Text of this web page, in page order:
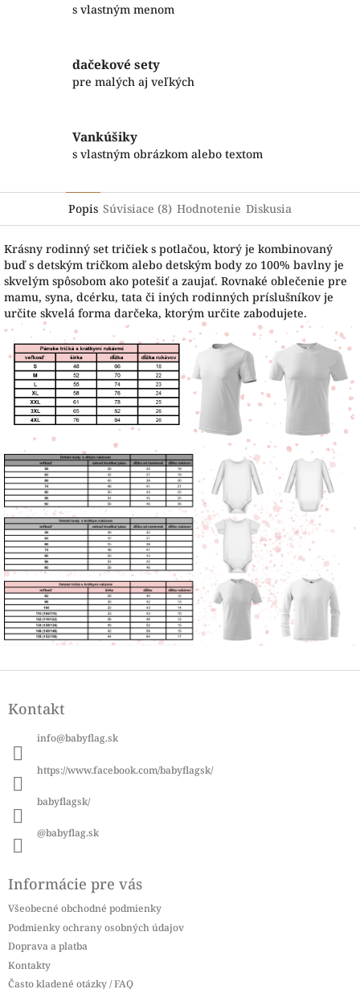
s vlastným menom
dačekové sety
pre malých aj veľkých
Vankúšiky
s vlastným obrázkom alebo textom
Popis Súvisiace (8) Hodnotenie Diskusia
Krásny rodinný set tričiek s potlačou, ktorý je kombinovaný
buď s detským tričkom alebo detským body zo 100% bavlny je
skvelým spôsobom ako potešiť a zaujať. Rovnaké oblečenie pre
mamu, syna, dcérku, tata či iných rodinných príslušníkov je
určite skvelá forma darčeka, ktorým určite zabodujete.
pKontakt
info@babyflag.sk
https://www.facebook.com/babyflagsk/
babyflagsk/
@babyflag.sk
Informácie pre vás
Všeobecné obchodné podmienky
Podmienky ochrany osobných údajov
Doprava a platba
Kontakty
Často kladené otázky / FAQ